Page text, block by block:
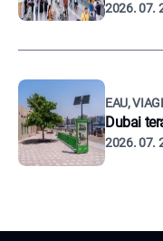
2026. 07.
EAU,
Dubai
2026. 07.